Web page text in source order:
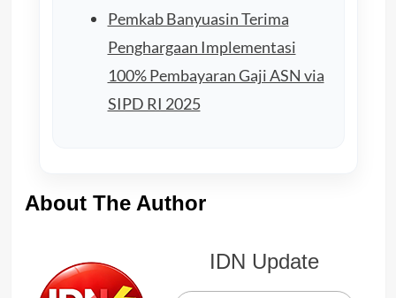
Pemkab Banyuasin Terima
Penghargaan Implementasi
100% Pembayaran Gaji ASN via
SIPD RI 2025
About The Author
IDN Update